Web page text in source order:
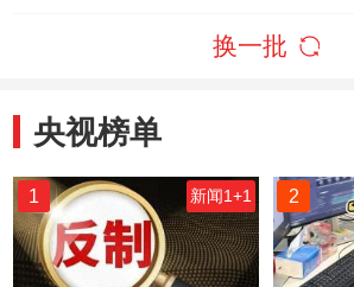
换一批
央视榜单
1 新闻1+1 2